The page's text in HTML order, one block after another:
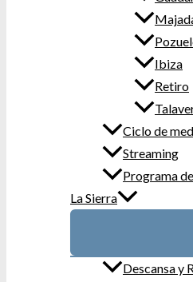
Ibiza
Retiro
Ciclo de
Streaming
Programa
La Sierra
Descansa y